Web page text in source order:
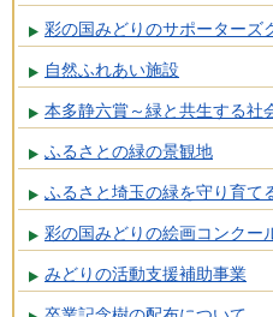
彩の国みどりのサポーターズ
自然ふれあい施設
本多静六賞～緑と共生する社
ふるさとの緑の景観地
ふるさと埼玉の緑を守り育て
彩の国みどりの絵画コンクー
みどりの活動支援補助事業